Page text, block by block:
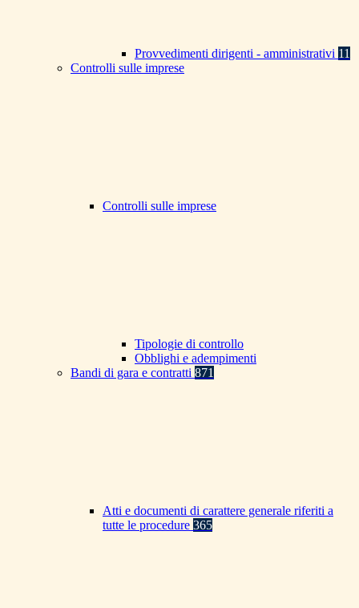
Provvedimenti dirigenti - amministrativi 11
Controlli sulle imprese
Controlli sulle imprese
Tipologie di controllo
Obblighi e adempimenti
Bandi di gara e contratti 871
Atti e documenti di carattere generale riferiti a
tutte le procedure 365